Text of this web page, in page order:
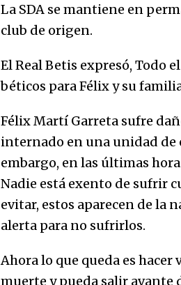
La SDA se mantiene en
club de origen.
El Real Betis expresó, Todo
béticos para Félix y su
Félix Martí Garreta sufre
internado en una unidad de
embargo, en las últimas
Nadie está exento de sufrir
evitar, estos aparecen de la
alerta para no sufrirlos.
Ahora lo que queda es hacer
muerte y pueda salir avante